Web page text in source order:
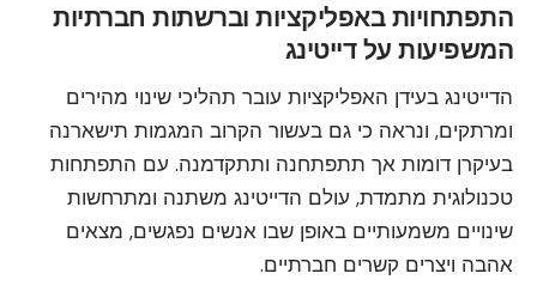
התפתחויות באפליקציות וברשתות חברתיות
המשפיעות על דייטינג
הדייטינג בעידן האפליקציות עובר תהליכי שינוי מהירים
ומרתקים, ונראה כי גם בעשור הקרוב המגמות תישארנה
בעיקרן דומות אך תתפתחנה ותתקדמנה. עם התפתחות
טכנולוגית מתמדת, עולם הדייטינג משתנה ומתרחשות
שינויים משמעותיים באופן שבו אנשים נפגשים, מצאים
אהבה ויצרים קשרים חברתיים.